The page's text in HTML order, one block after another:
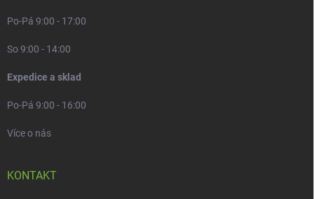
Po-Pá 9:00 - 17:00
So 9:00 - 14:00
Expedice a sklad
Po-Pá 9:00 - 16:00
Více o nás
KONTAKT